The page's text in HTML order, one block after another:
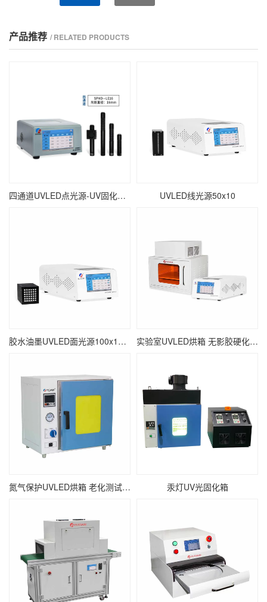
产品推荐 / RELATED PRODUCTS
四通道UVLED点光源-UV固化点照射-∅16mm UVLED线光源50x10
胶水油墨UVLED面光源100x100 瞬间固化面光源UV固化机 实验室UVLED烘箱 无影胶硬化紫外线UV烘干设备
氮气保护UVLED烘箱 老化测试紫外线UV固化箱 汞灯UV光固化箱